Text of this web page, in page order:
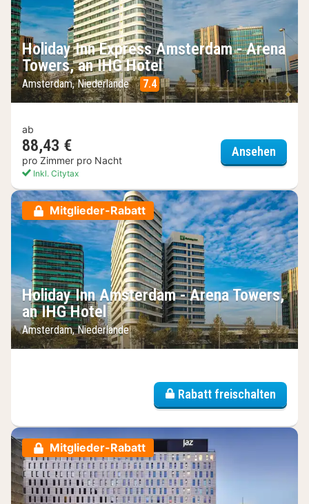
Holiday Inn Express Amsterdam - Arena
Towers, an IHG Hotel
Amsterdam, Niederlande 7.4
ab
88,43 €
pro Zimmer pro Nacht
Inkl. Citytax
Ansehen
Mitglieder-Rabatt
Holiday Inn Amsterdam - Arena Towers,
an IHG Hotel
Amsterdam, Niederlande
Rabatt freischalten
Mitglieder-Rabatt